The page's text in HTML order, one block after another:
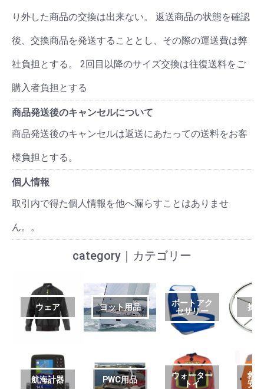
り外した商品の交換は出来ない。 返送商品の状態を確認
後、交換商品を発送することとし、その際の運送費は弊
社負担とする。 2回目以降のサイズ交換は往復送料をご
購入者負担とする
商品発送後のキャンセルについて
商品発送後のキャンセルは返送にあたっての送料をお客
様負担とする。
個人情報
取引内で得た個人情報を他へ漏らすことはありませ
ん。。
category｜カテゴリー
ウェア ヨット用品
ボートアク
セサリー
操
航海計器 PWC用品
ウォーター
トイ
救
安